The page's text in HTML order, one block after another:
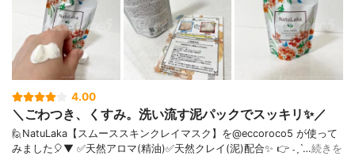
4.00
＼ごわつき、くすみ。洗い流す泥パックでスッキリ✨／
🙋NatuLaka【スムーススキンクレイマスク】を@eccoroco5 が使って
みました🎈⁡⁡⁡▼ ✅天然アロマ(精油)✅天然クレイ(泥)配合✨⁡⁡ 👉 ˗ˏˋ…続きを